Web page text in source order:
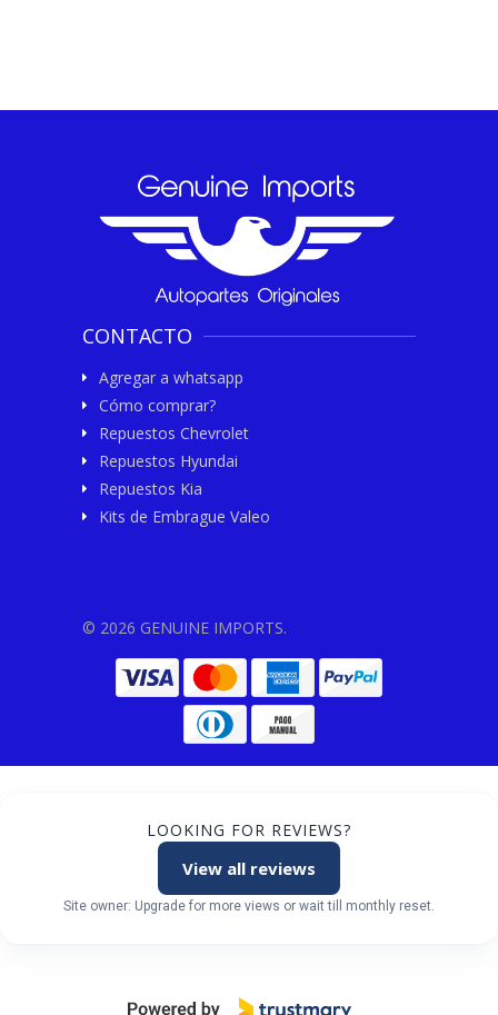
CONTACTO
Agregar a whatsapp
Cómo comprar?
Repuestos Chevrolet
Repuestos Hyundai
Repuestos Kia
Kits de Embrague Valeo
© 2026 GENUINE IMPORTS.
LOOKING FOR REVIEWS?
View all reviews
Site owner: Upgrade for more views or wait till monthly reset.